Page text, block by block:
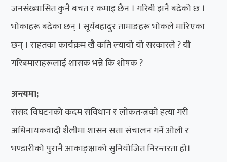
जनसंख्यासित कुनै बचत र कमाइ छैन । गरिबी झनै बढेको छ ।
भोकाहरू बढेका छन् । सूर्यबहादुर तामाङहरू भोकले मारिएका
छन् । राहतका कार्यक्रम खै कति ल्यायो यो सरकारले ? यी
गरिबमाराहरूलाई शासक भन्ने कि शोषक ?
अन्त्यमा;
संसद विघटनको कदम संविधान र लोकतन्त्रको हत्या गरी
अधिनायकवादी शैलीमा शासन सत्ता संचालन गर्ने ओली र
भण्डारीको पुरानै आकाङ्क्षाको सुनियोजित निरन्तरता हो।